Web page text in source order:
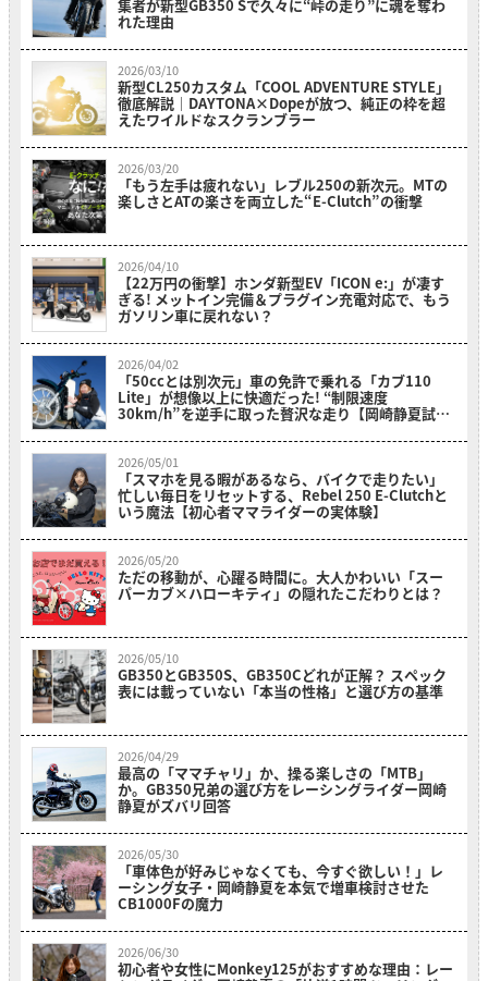
集者が新型GB350 Sで久々に“峠の走り”に魂を奪わ
れた理由
2026/03/10
新型CL250カスタム「COOL ADVENTURE STYLE」
徹底解説｜DAYTONA×Dopeが放つ、純正の枠を超
えたワイルドなスクランブラー
2026/03/20
「もう左手は疲れない」レブル250の新次元。MTの
楽しさとATの楽さを両立した“E-Clutch”の衝撃
2026/04/10
【22万円の衝撃】ホンダ新型EV「ICON e:」が凄す
ぎる! メットイン完備＆プラグイン充電対応で、もう
ガソリン車に戻れない？
2026/04/02
「50ccとは別次元」車の免許で乗れる「カブ110
Lite」が想像以上に快適だった! “制限速度
30km/h”を逆手に取った贅沢な走り【岡崎静夏試乗
2026/05/01
「スマホを見る暇があるなら、バイクで走りたい」
忙しい毎日をリセットする、Rebel 250 E-Clutchと
いう魔法【初心者ママライダーの実体験】
2026/05/20
ただの移動が、心躍る時間に。大人かわいい「スー
パーカブ×ハローキティ」の隠れたこだわりとは？
2026/05/10
GB350とGB350S、GB350Cどれが正解？ スペック
表には載っていない「本当の性格」と選び方の基準
2026/04/29
最高の「ママチャリ」か、操る楽しさの「MTB」
か。GB350兄弟の選び方をレーシングライダー岡崎
静夏がズバリ回答
2026/05/30
「車体色が好みじゃなくても、今すぐ欲しい！」レ
ーシング女子・岡崎静夏を本気で増車検討させた
CB1000Fの魔力
2026/06/30
初心者や女性にMonkey125がおすすめな理由：レー